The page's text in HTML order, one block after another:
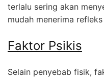
terlalu sering akan
mudah menerima
Faktor Psikis
Selain penyebab fisik,